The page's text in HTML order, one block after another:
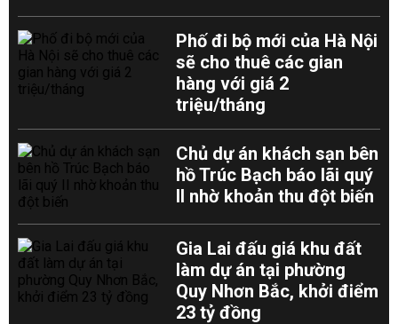
Phố đi bộ mới của Hà Nội
sẽ cho thuê các gian
hàng với giá 2
triệu/tháng
Chủ dự án khách sạn bên
hồ Trúc Bạch báo lãi quý
II nhờ khoản thu đột biến
Gia Lai đấu giá khu đất
làm dự án tại phường
Quy Nhơn Bắc, khởi điểm
23 tỷ đồng